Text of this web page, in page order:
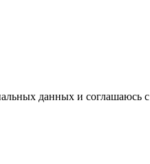
данных и соглашаюсь с